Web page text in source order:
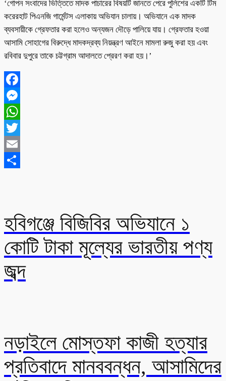
‘গোপন সংবাদের ভিত্তিতে মাদক পাচারের বিষয়টি জানতে পেরে পুলিশের একটি টিম
করেরহাট পিএনজি গার্মেন্টস এলাকায় অভিযান চালায়। অভিযানে এক মাদক
ব্যবসায়ীকে গ্রেফতার করা হলেও অন্যজন দৌড়ে পালিয়ে যায়। গ্রেফতার হওয়া
আসামি সোহাগের বিরুদ্ধে মাদকদ্রব্য নিয়ন্ত্রণ আইনে মামলা রুজু করা হয় এবং
রবিবার দুপুরে তাকে চট্টগ্রাম আদালতে প্রেরণ করা হয়।’
Facebook
Messenger
WhatsApp
Twitter
Email
হবিগঞ্জে বিজিবির অভিযানে ১
কোটি টাকা মূল্যের ভারতীয় পণ্য
জব্দ
নড়াইলে মোস্তফা কাজী হত্যার
প্রতিবাদে মানববন্ধন, আসামিদের